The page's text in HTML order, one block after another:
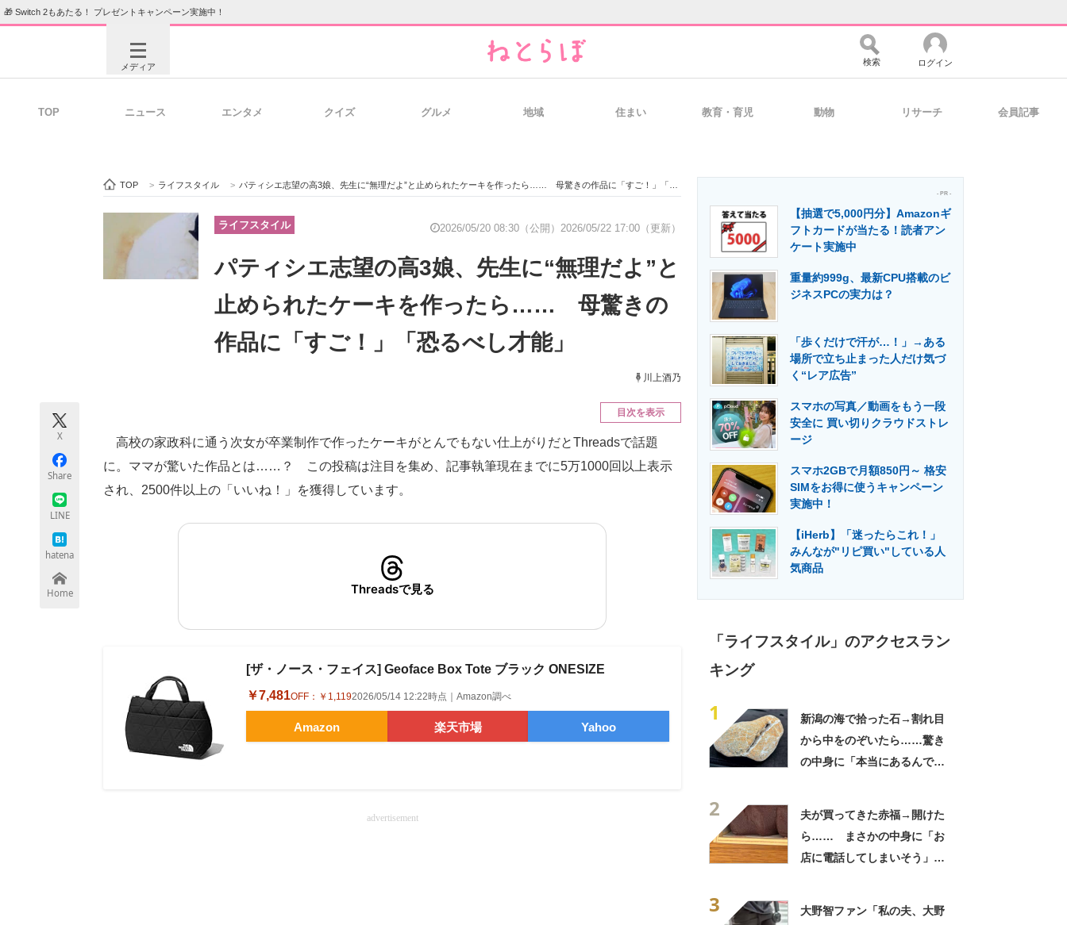
🎁 Switch 2もあたる！ プレゼントキャンペーン実施中！
メディア
ビジネスと働き方のヒント 経営リーダーのコミュニティ マーケ×ITの今がよく分かる
ITエンジニア向け専門サイト 製造業のIT導入・活用を支援
エネルギーの専門メディア 建設×テクノロジーの最前線
ちょっと気になるネットの話題
検索 ログイン
TOP ニュース エンタメ クイズ グルメ 地域 住まい 教育・育児 動物 リサーチ 会員記事
TOP > ライフスタイル > パティシエ志望の高3娘、先生に“無理だよ”と止められたケーキを作ったら…… 母驚きの作品に「すご！」「恐るべし才能」
ライフスタイル 2026/05/20 08:30（公開） 2026/05/22 17:00（更新）
パティシエ志望の高3娘、先生に“無理だよ”と
止められたケーキを作ったら…… 母驚きの
作品に「すご！」「恐るべし才能」
川上酒乃
X
Share
LINE
hatena
Home
目次を表示
高校の家政科に通う次女が卒業制作で作ったケーキがとんでもない仕上がりだとThreadsで話題
に。ママが驚いた作品とは……？ この投稿は注目を集め、記事執筆現在までに5万1000回以上表示
され、2500件以上の「いいね！」を獲得しています。
Threadsで見る
[ザ・ノース・フェイス] Geoface Box Tote ブラック ONESIZE
￥7,481OFF： ￥1,1192026/05/14 12:22時点｜Amazon調べ
Amazon 楽天市場 Yahoo
advertisement
- PR -
【抽選で5,000円分】Amazonギ
フトカードが当たる！読者アン
ケート実施中
重量約999g、最新CPU搭載のビ
ジネスPCの実力は？
「歩くだけで汗が…！」→ある
場所で立ち止まった人だけ気づ
く“レア広告”
スマホの写真／動画をもう一段
安全に 買い切りクラウドストレ
ージ
スマホ2GBで月額850円～ 格安
SIMをお得に使うキャンペーン
実施中！
【iHerb】「迷ったらこれ！」
みんなが"リピ買い"している人
気商品
「ライフスタイル」のアクセスラン
キング
1
新潟の海で拾った石→割れ目
から中をのぞいたら……驚き
の中身に「本当にあるんです
2
夫が買ってきた赤福→開けた
ら…… まさかの中身に「お
店に電話してしまいそう」
3
大野智ファン「私の夫、大野